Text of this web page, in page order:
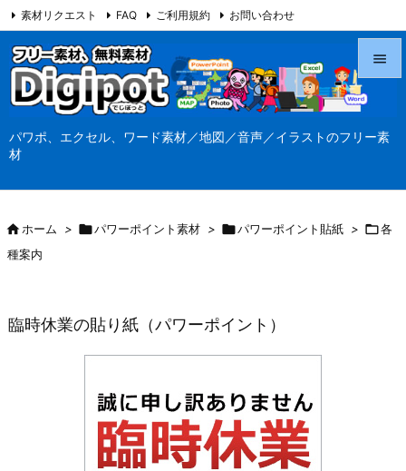
パワポ、エクセル、ワード素材／地図／音声／イラストのフリー素
材




素材リクエスト FAQ ご利用規約 お問い合わせ
当サイト（Digipot.net）について
ホーム > パワーポイント素材 > パワーポイント貼紙 > 各
種案内
臨時休業の貼り紙（パワーポイント）